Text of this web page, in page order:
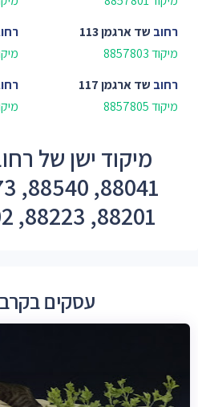
רחוב שד ארגמן 113
מיקוד 8857803
מיקוד
רחוב שד ארגמן 117
מיקוד 8857805
מיקוד
מיקוד ישן של
88201, 88223, 88202, 88578
עסקים